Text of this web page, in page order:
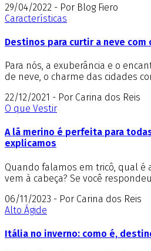
29/04/2022 - Por Blog Fiero
Características
Destinos para curtir a neve com
Para nós, a exuberância e o
de neve, o charme das cidades
22/12/2021 - Por Carina dos Reis
O que Vestir
A lã merino é perfeita para
explicamos
Quando falamos em tricô, qual é
vem à cabeça? Se você
06/11/2023 - Por Carina dos Reis
Alto Ágide
Itália no inverno: como é,